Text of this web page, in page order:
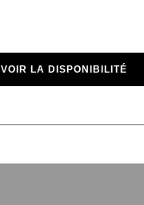
VOIR LA DISPONIBILITÉ